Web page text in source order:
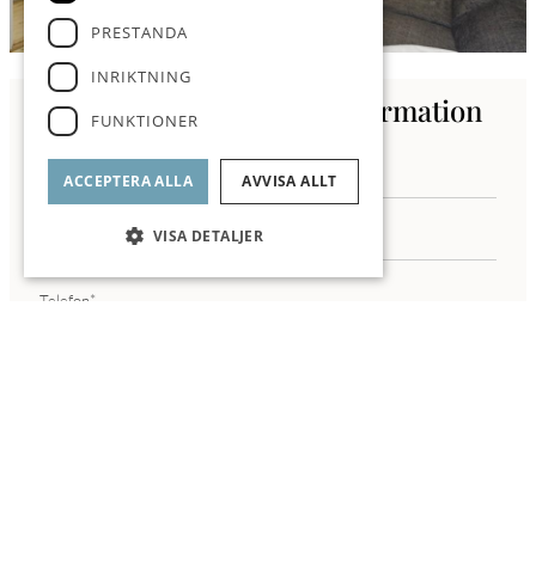
Kontakta oss för mer information
PRESTANDA
INRIKTNING
FUNKTIONER
ACCEPTERA ALLA AVVISA ALLT
VISA DETALJER